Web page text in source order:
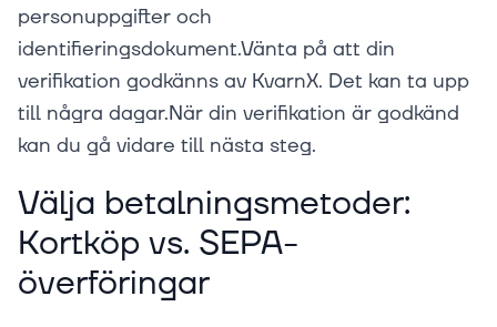
personuppgifter och
identifieringsdokument.Vänta på att din
verifikation godkänns av KvarnX. Det kan ta upp
till några dagar.När din verifikation är godkänd
kan du gå vidare till nästa steg.
Välja betalningsmetoder:
Kortköp vs. SEPA-
överföringar